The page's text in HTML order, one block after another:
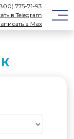
775-71-93
в Telegram
в Max